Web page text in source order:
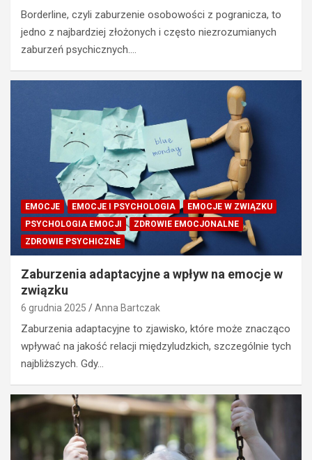
Borderline, czyli zaburzenie osobowości z pogranicza, to
jedno z najbardziej złożonych i często niezrozumianych
zaburzeń psychicznych.…
EMOCJE EMOCJE I PSYCHOLOGIA
EMOCJE W ZWIĄZKU
PSYCHOLOGIA EMOCJI
ZDROWIE EMOCJONALNE
ZDROWIE PSYCHICZNE
Zaburzenia adaptacyjne a wpływ na emocje w
związku
6 grudnia 2025 Anna Bartczak
Zaburzenia adaptacyjne to zjawisko, które może znacząco
wpływać na jakość relacji międzyludzkich, szczególnie tych
najbliższych. Gdy…